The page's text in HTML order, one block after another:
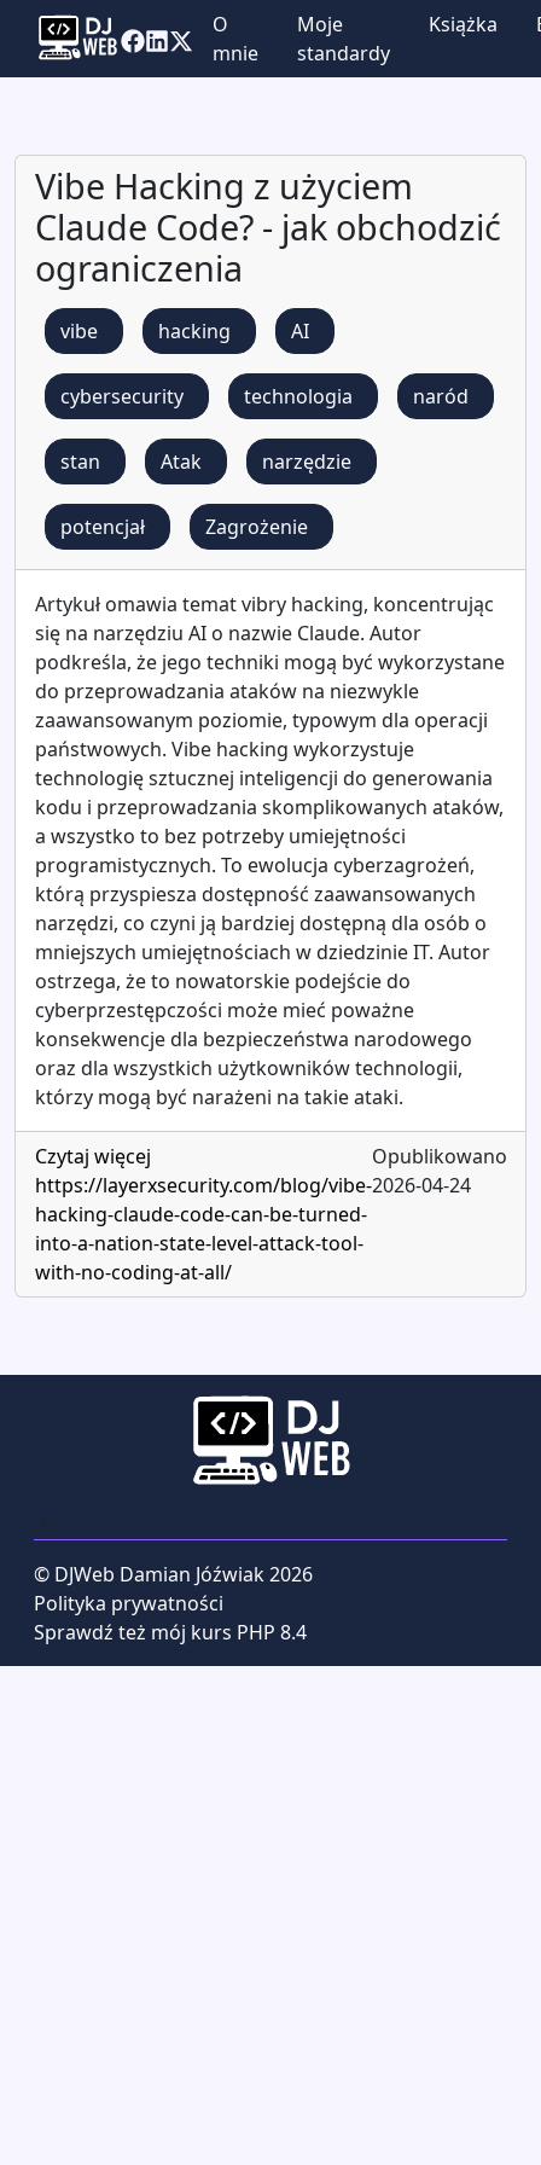
O
mnie
Moje
standardy
Książka
Vibe Hacking z użyciem
Claude Code? - jak obchodzić
ograniczenia
vibe hacking AI
cybersecurity technologia naród
stan Atak narzędzie
potencjał Zagrożenie
Artykuł omawia temat vibry hacking, koncentrując
się na narzędziu AI o nazwie Claude. Autor
podkreśla, że jego techniki mogą być wykorzystane
do przeprowadzania ataków na niezwykle
zaawansowanym poziomie, typowym dla operacji
państwowych. Vibe hacking wykorzystuje
technologię sztucznej inteligencji do generowania
kodu i przeprowadzania skomplikowanych ataków,
a wszystko to bez potrzeby umiejętności
programistycznych. To ewolucja cyberzagrożeń,
którą przyspiesza dostępność zaawansowanych
narzędzi, co czyni ją bardziej dostępną dla osób o
mniejszych umiejętnościach w dziedzinie IT. Autor
ostrzega, że to nowatorskie podejście do
cyberprzestępczości może mieć poważne
konsekwencje dla bezpieczeństwa narodowego
oraz dla wszystkich użytkowników technologii,
którzy mogą być narażeni na takie ataki.
Czytaj więcej
https://layerxsecurity.com/blog/vibe-
hacking-claude-code-can-be-turned-
into-a-nation-state-level-attack-tool-
with-no-coding-at-all/
Opublikowano
2026-04-24
d
© DJWeb Damian Jóźwiak 2026
Polityka prywatności
Sprawdź też mój kurs PHP 8.4